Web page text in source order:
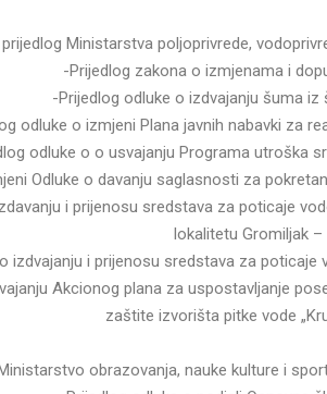
Ministarstva poljoprivrede,
-Prijedlog zakona o izmjenama i
-Prijedlog odluke o izdvajanju šuma
odluke o izmjeni Plana javnih nabavki za
odluke o o usvajanju Programa utroška
Odluke o davanju saglasnosti za
i prijenosu sredstava za poticaje
lokalitetu Gromiljak –
izdvajanju i prijenosu sredstava za
Akcionog plana za uspostavljanje
zaštite izvorišta pitke vode
obrazovanja, nauke kulture i